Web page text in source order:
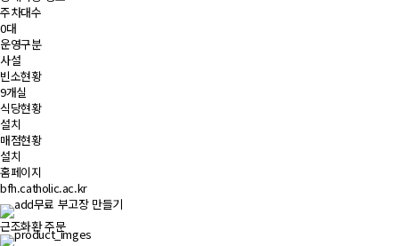
주차대수
0대
운영구분
사설
빈소현황
9개실
식당현황
설치
매점현황
설치
홈페이지
bfh.catholic.ac.kr
무료 부고장 만들기
근조화환 주문